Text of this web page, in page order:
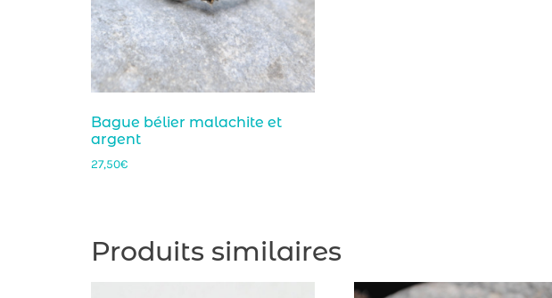
Bague bélier malachite et
argent
27,50€
Produits similaires